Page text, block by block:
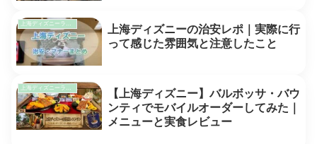
上海ディズニーの治安レポ｜実際に行
って感じた雰囲気と注意したこと
上海ディズニーランド
【上海ディズニー】バルボッサ・バウ
ンティでモバイルオーダーしてみた｜
メニューと実食レビュー